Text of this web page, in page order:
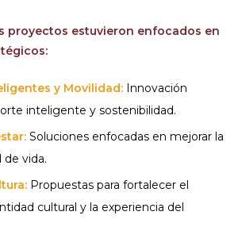
proyectos estuvieron enfocados en
y Movilidad: Innovación
inteligente y sostenibilidad.
Soluciones enfocadas en mejorar la
de vida.
Propuestas para fortalecer el
cultural y la experiencia del